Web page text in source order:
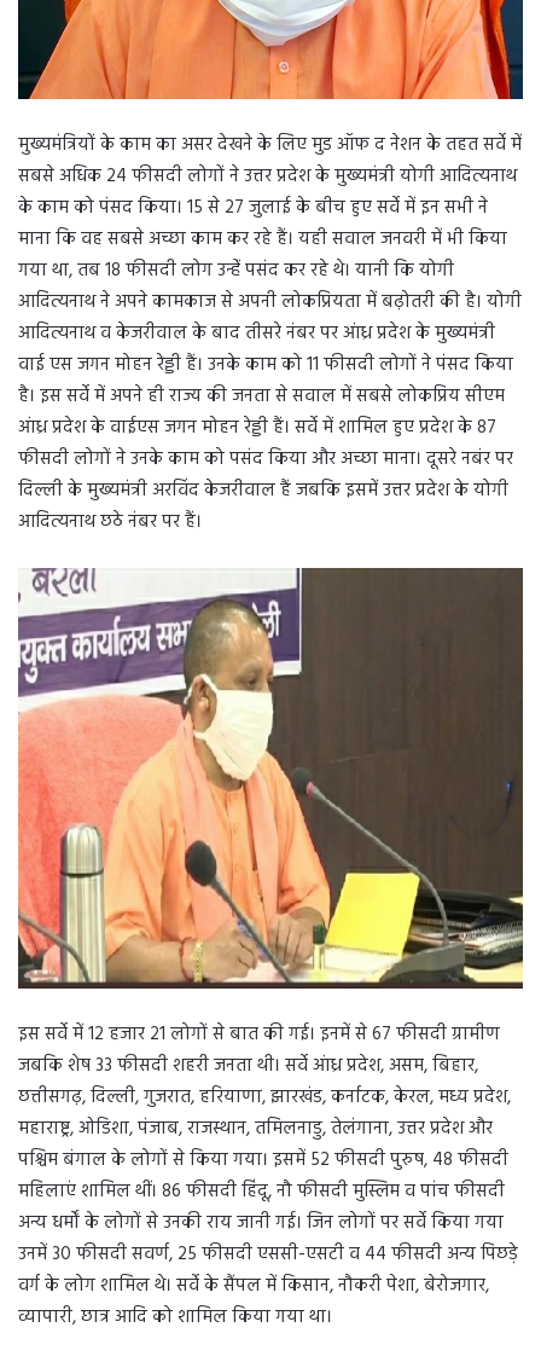
मुख्यमंत्रियों के काम का असर देखने के लिए मुड ऑफ द नेशन के तहत सर्वे में
सबसे अधिक 24 फीसदी लोगों ने उत्तर प्रदेश के मुख्यमंत्री योगी आदित्यनाथ
के काम को पंसद किया। 15 से 27 जुलाई के बीच हुए सर्वे में इन सभी ने
माना कि वह सबसे अच्छा काम कर रहे हैं। यही सवाल जनवरी में भी किया
गया था, तब 18 फीसदी लोग उन्हेंं पसंद कर रहे थे। यानी कि योगी
आदित्यनाथ ने अपने कामकाज से अपनी लोकप्रियता में बढ़ोतरी की है। योगी
आदित्यनाथ व केजरीवाल के बाद तीसरे नंबर पर आंध्र प्रदेश के मुख्यमंत्री
वाई एस जगन मोहन रेड्डी हैं। उनके काम को 11 फीसदी लोगों ने पंसद किया
है। इस सर्वे में अपने ही राज्य की जनता से सवाल में सबसे लोकप्रिय सीएम
आंध्र प्रदेश के वाईएस जगन मोहन रेड्डी हैं। सर्वे में शामिल हुए प्रदेश के 87
फीसदी लोगों ने उनके काम को पसंद किया और अच्छा माना। दूसरे नबंर पर
दिल्ली के मुख्यमंत्री अरविंद केजरीवाल हैं जबकि इसमें उत्तर प्रदेश के योगी
आदित्यनाथ छठे नंबर पर हैं।
इस सर्वे में 12 हजार 21 लोगों से बात की गई। इनमें से 67 फीसदी ग्रामीण
जबकि शेष 33 फीसदी शहरी जनता थी। सर्वे आंध्र प्रदेश, असम, बिहार,
छत्तीसगढ़, दिल्ली, गुजरात, हरियाणा, झारखंड, कर्नाटक, केरल, मध्य प्रदेश,
महाराष्ट्र, ओडिशा, पंजाब, राजस्थान, तमिलनाडु, तेलंगाना, उत्तर प्रदेश और
पश्चिम बंगाल के लोगों से किया गया। इसमें 52 फीसदी पुरुष, 48 फीसदी
महिलाएं शामिल थीं। 86 फीसदी हिंदू, नौ फीसदी मुस्लिम व पांच फीसदी
अन्य धर्मों के लोगों से उनकी राय जानी गई। जिन लोगों पर सर्वे किया गया
उनमें 30 फीसदी सवर्ण, 25 फीसदी एससी-एसटी व 44 फीसदी अन्य पिछड़े
वर्ग के लोग शामिल थे। सर्वे के सैंपल में किसान, नौकरी पेशा, बेरोजगार,
व्यापारी, छात्र आदि को शामिल किया गया था।